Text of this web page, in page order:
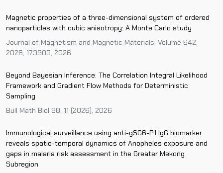
Magnetic properties of a three-dimensional system of ordered
nanoparticles with cubic anisotropy: A Monte Carlo study
Journal of Magnetism and Magnetic Materials, Volume 642,
2026, 173903, 2026
Beyond Bayesian Inference: The Correlation Integral Likelihood
Framework and Gradient Flow Methods for Deterministic
Sampling
Bull Math Biol 88, 11 (2026), 2026
Immunological surveillance using anti-gSG6-P1 IgG biomarker
reveals spatio-temporal dynamics of Anopheles exposure and
gaps in malaria risk assessment in the Greater Mekong
Subregion